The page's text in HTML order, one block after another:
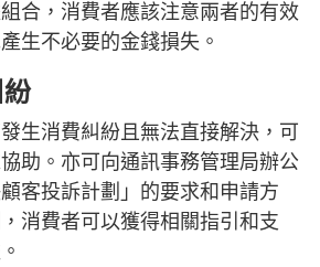
合，消費者應該注意兩者的有效
生不必要的金錢損失。
生消費糾紛且無法直接解決，可
助。亦可向通訊事務管理局辦公
客投訴計劃」的要求和申請方
消費者可以獲得相關指引和支